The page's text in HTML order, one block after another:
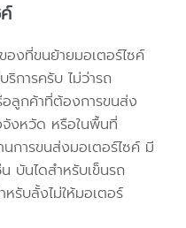
งที่ขนย้ายมอเตอร์ไซค์
ริการครับ ไม่ว่ารถ
ลูกค้าที่ต้องการขนส่ง
จังหวัด หรือในพื้นที่
การขนส่งมอเตอร์ไซค์ มี
บันไดสำหรับเข็นรถ
รับลั้งไม่ให้มอเตอร์